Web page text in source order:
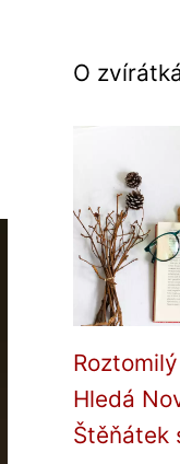
O
Hledá
Štěňátek